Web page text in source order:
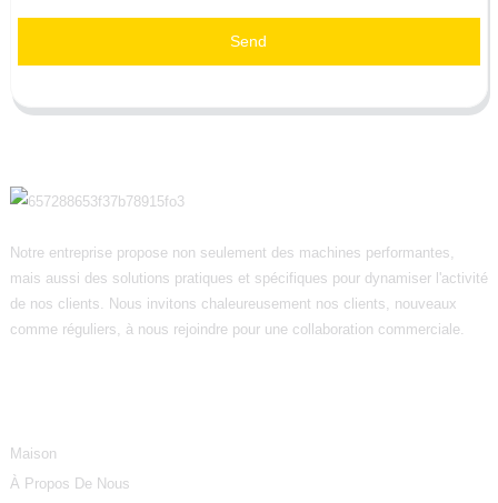
Send
Notre entreprise propose non seulement des machines performantes,
mais aussi des solutions pratiques et spécifiques pour dynamiser l'activité
de nos clients. Nous invitons chaleureusement nos clients, nouveaux
comme réguliers, à nous rejoindre pour une collaboration commerciale.
Maison
À Propos De Nous